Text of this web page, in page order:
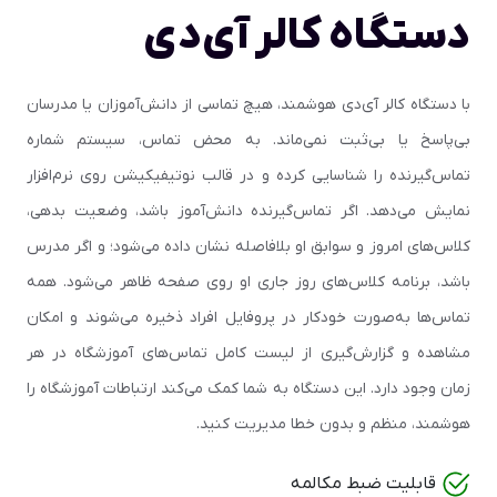
دستگاه کالر آی‌دی
با دستگاه کالر آی‌دی هوشمند، هیچ تماسی از دانش‌آموزان یا مدرسان
بی‌پاسخ یا بی‌ثبت نمی‌ماند. به محض تماس، سیستم شماره
تماس‌گیرنده را شناسایی کرده و در قالب نوتیفیکیشن روی نرم‌افزار
نمایش می‌دهد. اگر تماس‌گیرنده دانش‌آموز باشد، وضعیت بدهی،
کلاس‌های امروز و سوابق او بلافاصله نشان داده می‌شود؛ و اگر مدرس
باشد، برنامه کلاس‌های روز جاری او روی صفحه ظاهر می‌شود. همه
تماس‌ها به‌صورت خودکار در پروفایل افراد ذخیره می‌شوند و امکان
مشاهده و گزارش‌گیری از لیست کامل تماس‌های آموزشگاه در هر
زمان وجود دارد. این دستگاه به شما کمک می‌کند ارتباطات آموزشگاه را
هوشمند، منظم و بدون خطا مدیریت کنید.
قابلیت ضبط مکالمه